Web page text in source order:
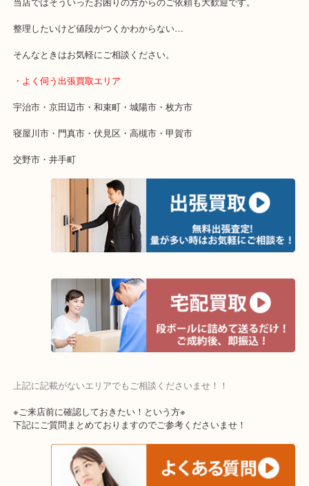
・特殊査定依頼のご相談もお気軽に
終活・遺品整理・生前整理・断捨離・引っ越し
物を整理するケースは年々増加傾向です。
当店ではそういったお困りの方からのご依頼も大歓迎です。
そんなときはお気軽にご相談ください。
・よく伺う出張買取エリア
宇治市・京田辺市・和束町・城陽市・枚方市
寝屋川市・門真市・伏見区・高槻市・甲賀市
交野市・井手町